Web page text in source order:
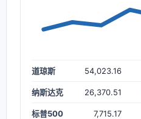
道琼斯 54,023.16
纳斯达克 26,370.51
标普500 7,715.17